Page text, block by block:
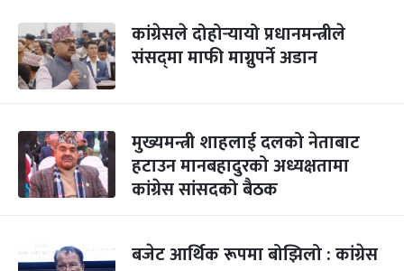
कांग्रेसले दोहोर्‍यायो प्रधानमन्त्रीले
संसद्‌मा माफी माग्नुपर्ने अडान
मुख्यमन्त्री शाहलाई दलको नेताबाट
हटाउन मानबहादुरको अध्यक्षतामा
कांग्रेस सांसदको बैठक
बजेट आर्थिक रूपमा बोझिलो : कांग्रेस